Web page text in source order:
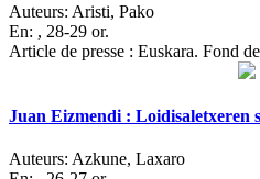
Auteurs: Aristi, Pako
En: , 28-29 or.
Article de presse : Euskara. Fond
Juan Eizmendi : Loidisaletxeren
Auteurs: Azkune, Laxaro